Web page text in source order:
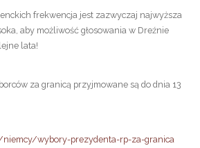
frekwencja jest zazwyczaj najwyższa
aby możliwość głosowania w Dreźnie
lata!
za granicą przyjmowane są do dnia 13
wybory-prezydenta-rp-za-granica